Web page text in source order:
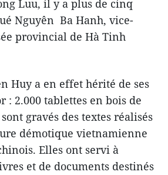
Luu, il y a plus de cinq
Nguyên Ba Hanh, vice-
provincial de Hà Tinh
Huy a en effet hérité de ses
: 2.000 tablettes en bois de
gravés des textes réalisés
démotique vietnamienne
Elles ont servi à
et de documents destinés